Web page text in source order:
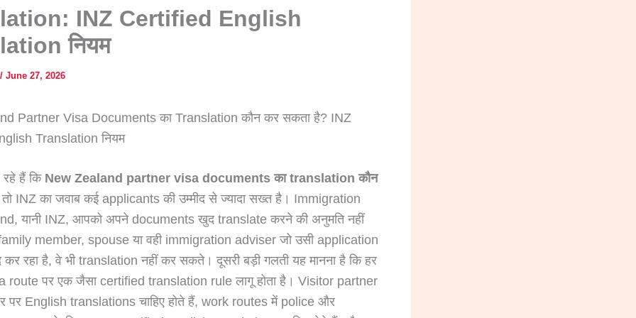
INZ Certified English
नियम
/ June 27, 2026
Partner Visa Documents का Translation कौन कर सकता है? INZ
Translation नियम
हैं कि New Zealand partner visa documents का translation कौन
INZ का जवाब कई applicants की उम्मीद से ज्यादा सख्त है। Immigration
यानी INZ, आपको अपने documents खुद translate करने की अनुमति नहीं
member, spouse या वही immigration adviser जो उसी application
रहा है, वे भी translation नहीं कर सकते। दूसरी बड़ी गलती यह मानना है कि हर
route पर एक जैसा certified translation rule लागू होता है। Visitor partner
पर English translations चाहिए होते हैं, work routes में police और